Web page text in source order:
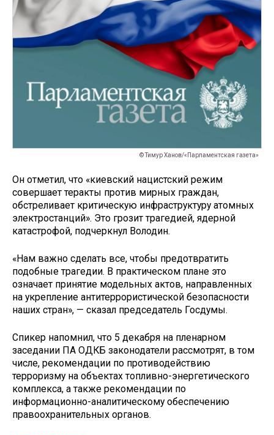
© Тимур Ханов/«Парламентская газета»
Он отметил, что «киевский нацистский режим
совершает теракты против мирных граждан,
обстреливает критическую инфраструктуру атомных
электростанций». Это грозит трагедией, ядерной
катастрофой, подчеркнул Володин.
«Нам важно сделать все, чтобы предотвратить
подобные трагедии. В практическом плане это
означает принятие модельных актов, направленных
на укрепление антитеррористической безопасности
наших стран», — сказал председатель Госдумы.
Спикер напомнил, что 5 декабря на пленарном
заседании ПА ОДКБ законодатели рассмотрят, в том
числе, рекомендации по противодействию
терроризму на объектах топливно-энергетического
комплекса, а также рекомендации по
информационно-аналитическому обеспечению
правоохранительных органов.